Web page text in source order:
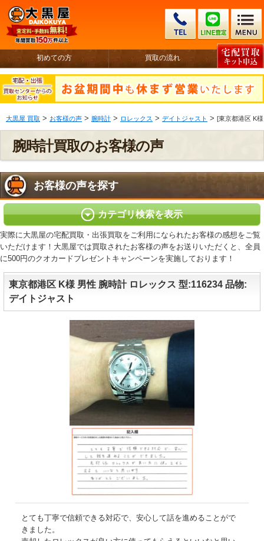
初めての方 買取の流れ
大黒屋 買取 > お客様の声 > 腕時計 > ロレックス > デイトジャスト > [東京都港区 K
腕時計買取のお客様の声
お客様の声を探す
カテゴリ検索を表示
実際に大黒屋の宅配買取・出張買取をご利用になられたお客様の感想をご覧
いただけます！大黒屋では買取されたお客様の声をお送りいただくと、全員
に500円のクオカードプレゼントキャンペーンを実施しております！
東京都港区 K様 男性 腕時計 ロレックス 型:116234 品物:
デイトジャスト
とても丁寧で信頼できる対応で、安心して話を進めることがで
きました。